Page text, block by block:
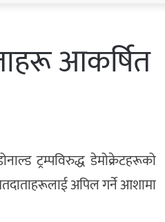
आकर्षित
ट्रम्पविरुद्ध डेमोक्रेटहरूको
अपिल गर्ने आशामा